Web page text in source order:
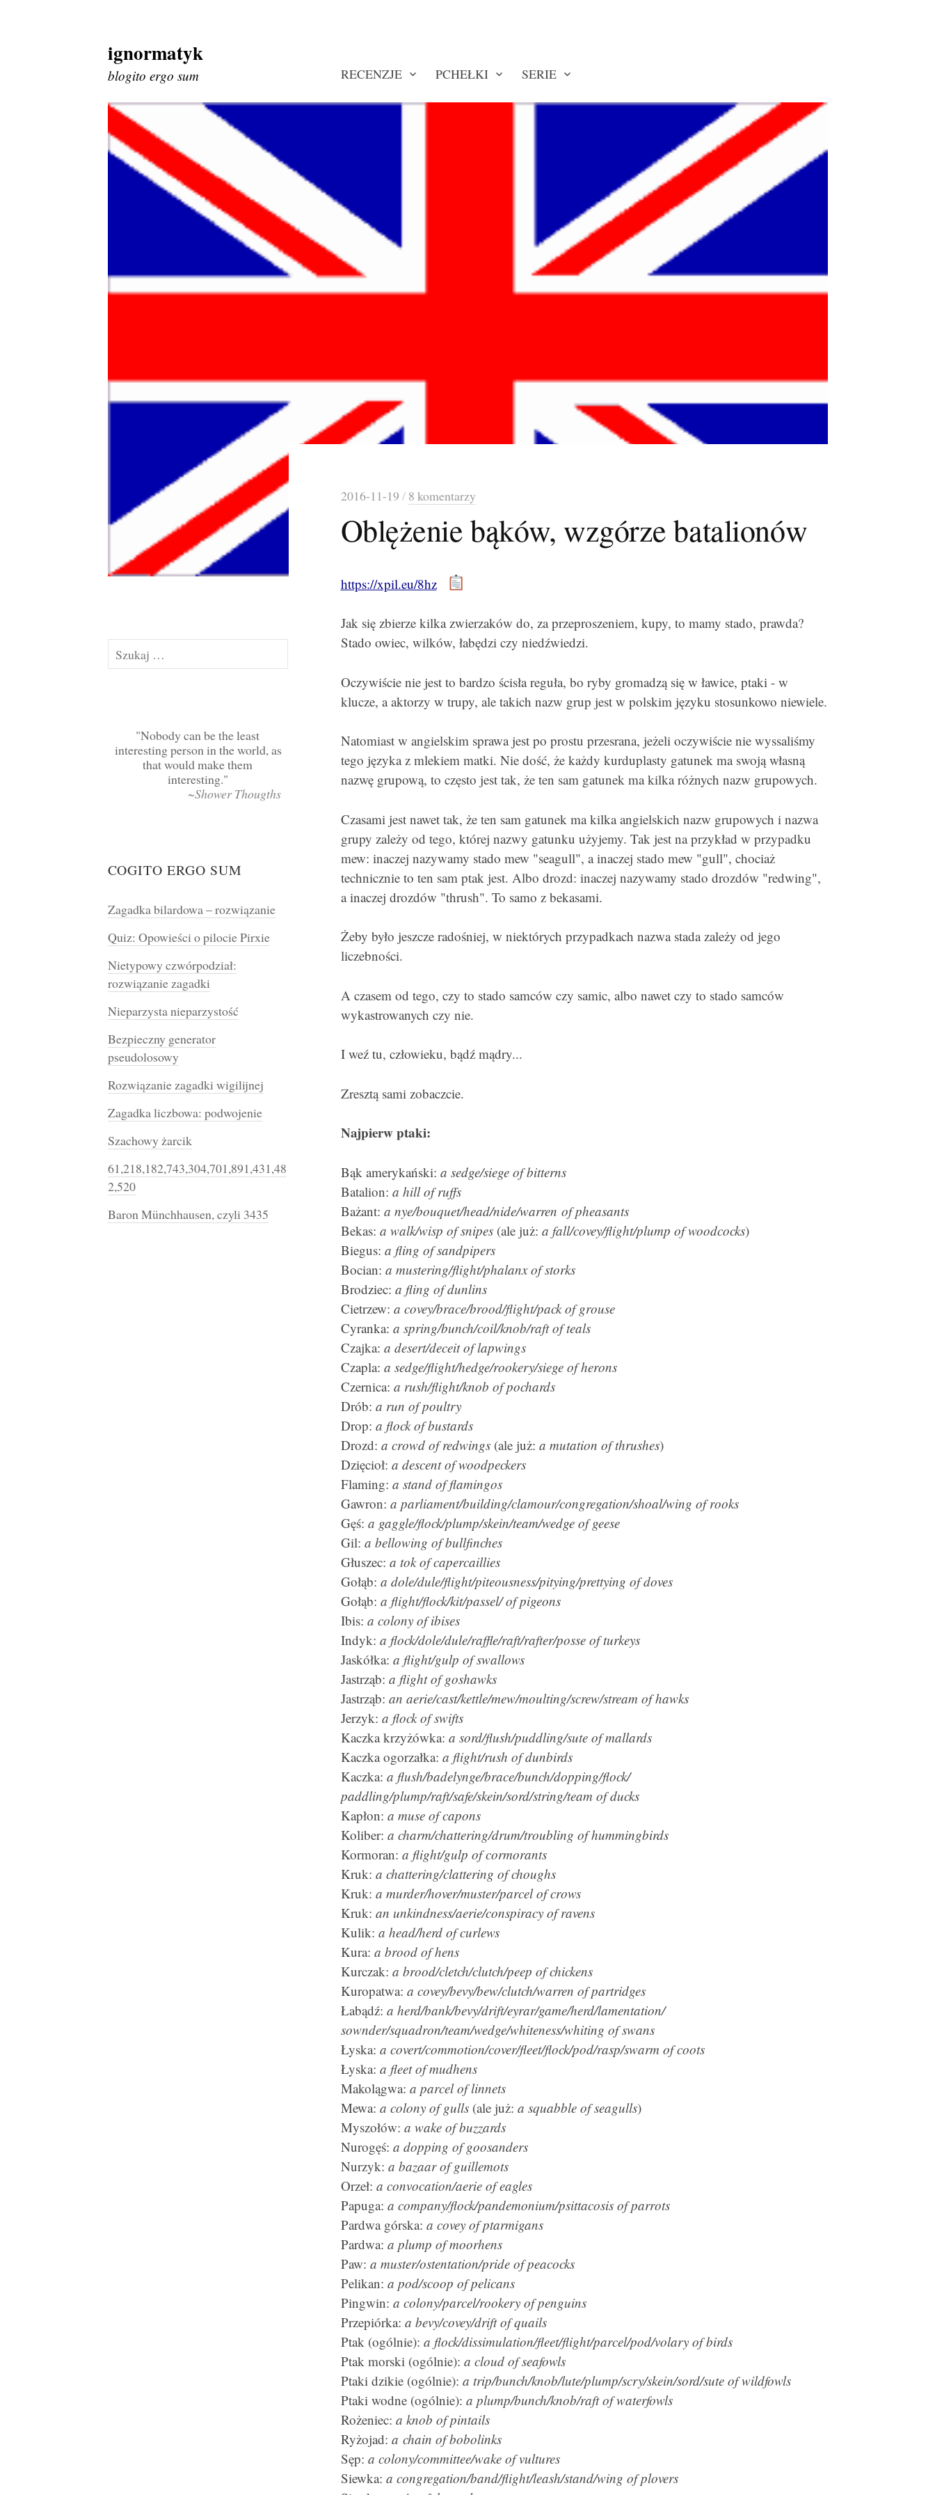
Skip
to
content
ignormatyk
blogito ergo sum RECENZJE PCHEŁKI SERIE
2016-11-19 / 8 komentarzy
Oblężenie bąków, wzgórze batalionów
https://xpil.eu/8hz
Jak się zbierze kilka zwierzaków do, za przeproszeniem, kupy, to mamy stado, prawda?
Stado owiec, wilków, łabędzi czy niedźwiedzi.
Oczywiście nie jest to bardzo ścisła reguła, bo ryby gromadzą się w ławice, ptaki - w
klucze, a aktorzy w trupy, ale takich nazw grup jest w polskim języku stosunkowo niewiele.
Natomiast w angielskim sprawa jest po prostu przesrana, jeżeli oczywiście nie wyssaliśmy
tego języka z mlekiem matki. Nie dość, że każdy kurduplasty gatunek ma swoją własną
nazwę grupową, to często jest tak, że ten sam gatunek ma kilka różnych nazw grupowych.
Czasami jest nawet tak, że ten sam gatunek ma kilka angielskich nazw grupowych i nazwa
grupy zależy od tego, której nazwy gatunku użyjemy. Tak jest na przykład w przypadku
mew: inaczej nazywamy stado mew "seagull", a inaczej stado mew "gull", chociaż
technicznie to ten sam ptak jest. Albo drozd: inaczej nazywamy stado drozdów "redwing",
a inaczej drozdów "thrush". To samo z bekasami.
Żeby było jeszcze radośniej, w niektórych przypadkach nazwa stada zależy od jego
liczebności.
A czasem od tego, czy to stado samców czy samic, albo nawet czy to stado samców
wykastrowanych czy nie.
I weź tu, człowieku, bądź mądry...
Zresztą sami zobaczcie.
Najpierw ptaki:
Bąk amerykański: a sedge/siege of bitterns
Batalion: a hill of ruffs
Bażant: a nye/bouquet/head/nide/warren of pheasants
Bekas: a walk/wisp of snipes(ale już: a fall/covey/flight/plump of woodcocks)
Biegus: a fling of sandpipers
Bocian: a mustering/flight/phalanx of storks
Brodziec: a fling of dunlins
Cietrzew: a covey/brace/brood/flight/pack of grouse
Cyranka: a spring/bunch/coil/knob/raft of teals
Czajka: a desert/deceit of lapwings
Czapla: a sedge/flight/hedge/rookery/siege of herons
Czernica: a rush/flight/knob of pochards
Drób: a run of poultry
Drop: a flock of bustards
Drozd: a crowd of redwings (ale już: a mutation of thrushes)
Dzięcioł: a descent of woodpeckers
Flaming: a stand of flamingos
Gawron: a parliament/building/clamour/congregation/shoal/wing of rooks
Gęś: a gaggle/flock/plump/skein/team/wedge of geese
Gil: a bellowing of bullfinches
Głuszec: a tok of capercaillies
Gołąb: a dole/dule/flight/piteousness/pitying/prettying of doves
Gołąb: a flight/flock/kit/passel/ of pigeons
Ibis: a colony of ibises
Indyk: a flock/dole/dule/raffle/raft/rafter/posse of turkeys
Jaskółka: a flight/gulp of swallows
Jastrząb: a flight of goshawks
Jastrząb: an aerie/cast/kettle/mew/moulting/screw/stream of hawks
Jerzyk: a flock of swifts
Kaczka krzyżówka: a sord/flush/puddling/sute of mallards
Kaczka ogorzałka: a flight/rush of dunbirds
Kaczka: a flush/badelynge/brace/bunch/dopping/flock/
paddling/plump/raft/safe/skein/sord/string/team of ducks
Kapłon: a muse of capons
Koliber: a charm/chattering/drum/troubling of hummingbirds
Kormoran: a flight/gulp of cormorants
Kruk: a chattering/clattering of choughs
Kruk: a murder/hover/muster/parcel of crows
Kruk: an unkindness/aerie/conspiracy of ravens
Kulik: a head/herd of curlews
Kura: a brood of hens
Kurczak: a brood/cletch/clutch/peep of chickens
Kuropatwa: a covey/bevy/bew/clutch/warren of partridges
Łabądź: a herd/bank/bevy/drift/eyrar/game/herd/lamentation/
sownder/squadron/team/wedge/whiteness/whiting of swans
Łyska: a covert/commotion/cover/fleet/flock/pod/rasp/swarm of coots
Łyska: a fleet of mudhens
Makolągwa: a parcel of linnets
Mewa: a colony of gulls(ale już: a squabble of seagulls)
Myszołów: a wake of buzzards
Nurogęś: a dopping of goosanders
Nurzyk: a bazaar of guillemots
Orzeł: a convocation/aerie of eagles
Papuga: a company/flock/pandemonium/psittacosis of parrots
Pardwa górska: a covey of ptarmigans
Pardwa: a plump of moorhens
Paw: a muster/ostentation/pride of peacocks
Pelikan: a pod/scoop of pelicans
Pingwin: a colony/parcel/rookery of penguins
Przepiórka: a bevy/covey/drift of quails
Ptak (ogólnie): a flock/dissimulation/fleet/flight/parcel/pod/volary of birds
Ptak morski (ogólnie): a cloud of seafowls
Ptaki dzikie (ogólnie): a trip/bunch/knob/lute/plump/scry/skein/sord/sute of wildfowls
Ptaki wodne (ogólnie): a plump/bunch/knob/raft of waterfowls
Rożeniec: a knob of pintails
Ryżojad: a chain of bobolinks
Sęp: a colony/committee/wake of vultures
Siewka: a congregation/band/flight/leash/stand/wing of plovers
Szukaj:
Nobody can be the least
interesting person in the world, as
that would make them
interesting.
~Shower Thougths
COGITO ERGO SUM
Zagadka bilardowa – rozwiązanie
Quiz: Opowieści o pilocie Pirxie
Nietypowy czwórpodział:
rozwiązanie zagadki
Nieparzysta nieparzystość
Bezpieczny generator
pseudolosowy
Rozwiązanie zagadki wigilijnej
Zagadka liczbowa: podwojenie
Szachowy żarcik
61,218,182,743,304,701,891,431,48
2,520
Baron Münchhausen, czyli 3435